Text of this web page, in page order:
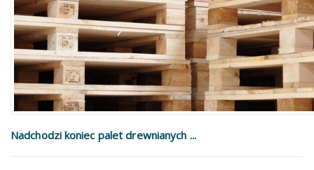
Nadchodzi koniec palet drewnianych ...